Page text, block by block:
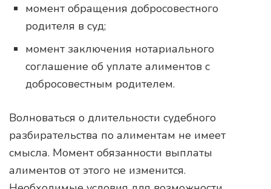
момент обращения добросовестного
родителя в суд;
момент заключения нотариального
соглашение об уплате алиментов с
добросовестным родителем.
Волноваться о длительности судебного
разбирательства по алиментам не имеет
смысла. Момент обязанности выплаты
алиментов от этого не изменится.